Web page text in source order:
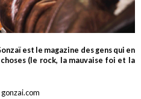
est le magazine des gens qui en
(le rock, la mauvaise foi et la